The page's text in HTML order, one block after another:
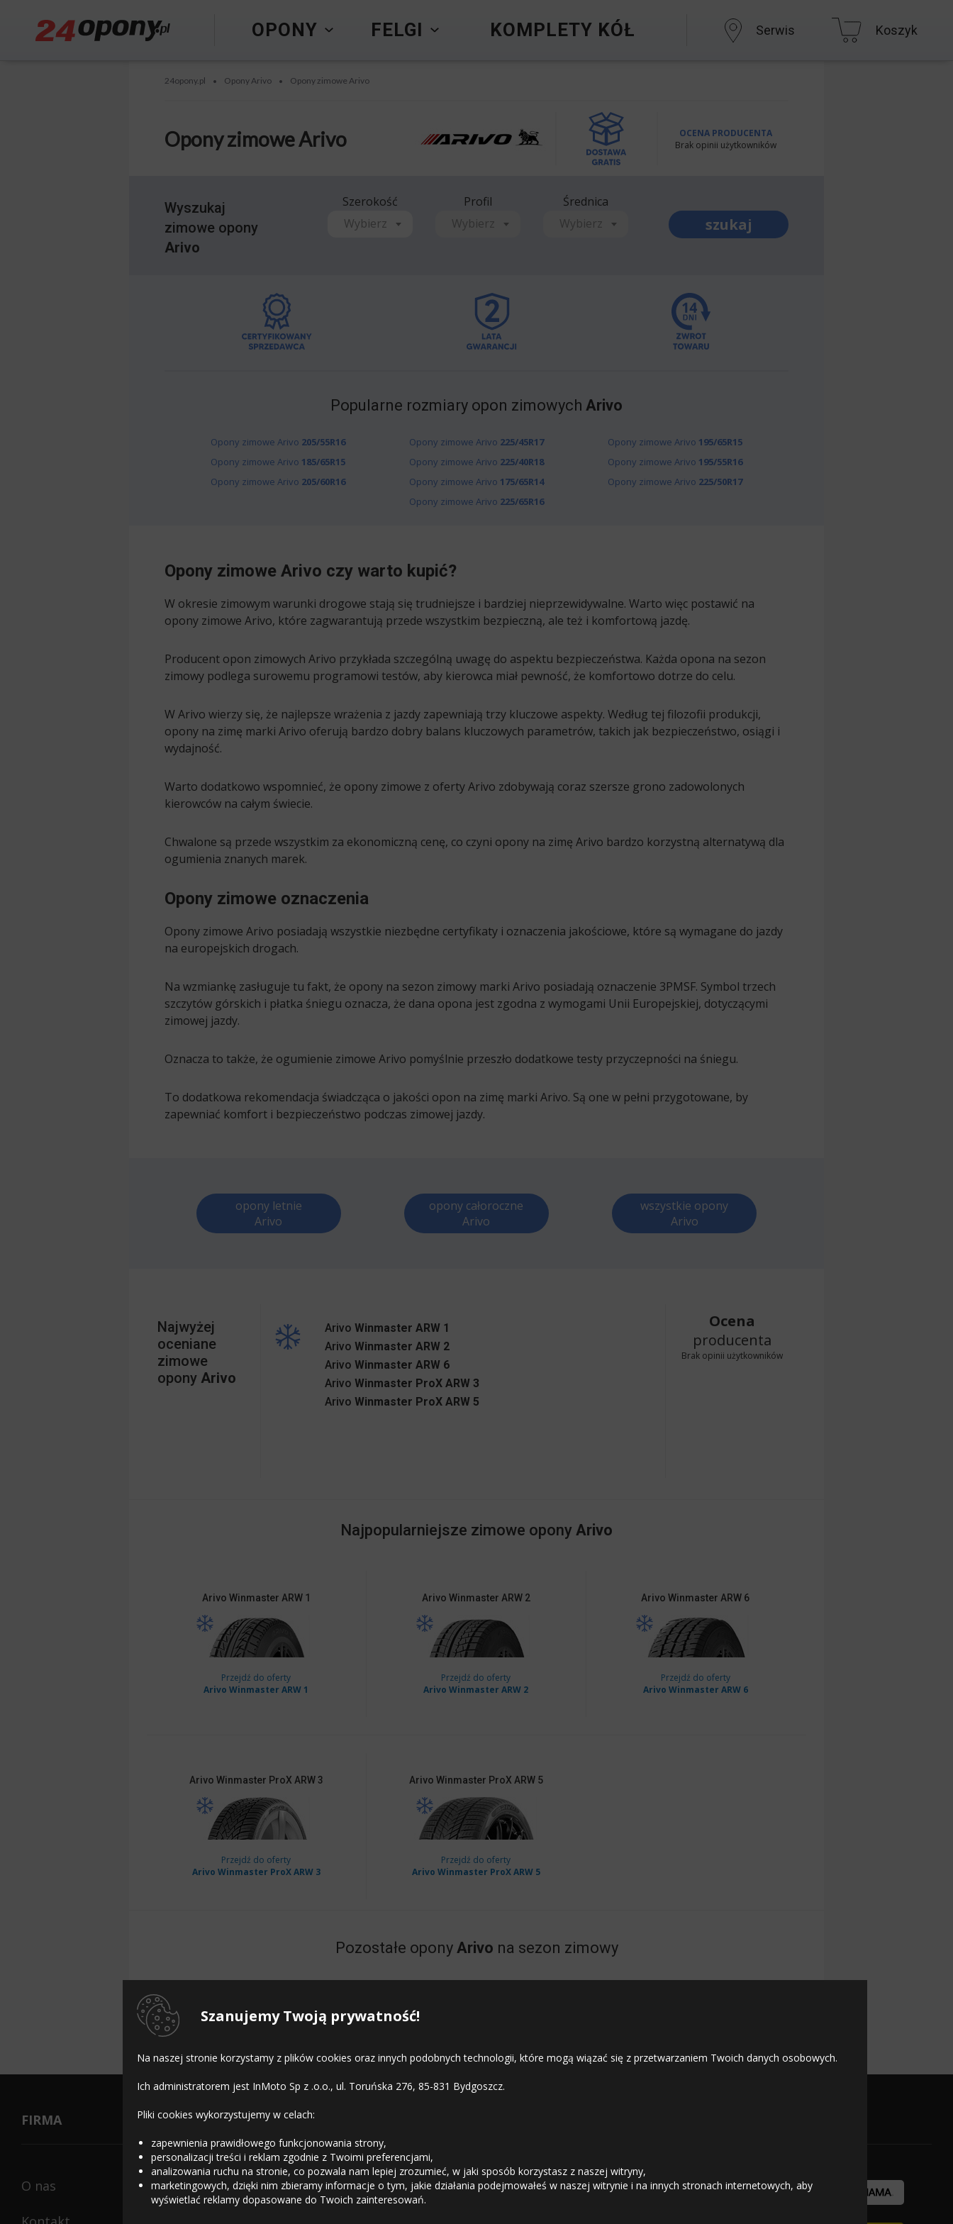
Szanujemy Twoją prywatność!
Na naszej stronie korzystamy z plików cookies oraz innych podobnych technologii, które mogą wiązać się z przetwarzaniem Twoich danych osobowych.
Ich administratorem jest InMoto Sp z .o.o., ul. Toruńska 276, 85-831 Bydgoszcz.
Pliki cookies wykorzystujemy w celach:
zapewnienia prawidłowego funkcjonowania strony,
personalizacji treści i reklam zgodnie z Twoimi preferencjami,
analizowania ruchu na stronie, co pozwala nam lepiej zrozumieć, w jaki sposób korzystasz z naszej witryny,
marketingowych, dzięki nim zbieramy informacje o tym, jakie działania podejmowałeś w naszej witrynie i na innych stronach internetowych, aby
wyświetlać reklamy dopasowane do Twoich zainteresowań.
OPONY FELGI KOMPLETY KÓŁ Serwis Koszyk
24opony.pl • Opony Arivo • Opony zimowe Arivo
Opony zimowe Arivo
OCENA PRODUCENTA
Brak opinii użytkowników
Wyszukaj
zimowe opony
Arivo
Szerokość
Wybierz
Profil
Wybierz
Średnica
Wybierz
szukaj
Popularne rozmiary opon zimowych Arivo
Opony zimowe Arivo 205/55R16 Opony zimowe Arivo 225/45R17 Opony zimowe Arivo 195/65R15
Opony zimowe Arivo 185/65R15 Opony zimowe Arivo 225/40R18 Opony zimowe Arivo 195/55R16
Opony zimowe Arivo 205/60R16 Opony zimowe Arivo 175/65R14 Opony zimowe Arivo 225/50R17
Opony zimowe Arivo 225/65R16
Opony zimowe Arivo czy warto kupić?
W okresie zimowym warunki drogowe stają się trudniejsze i bardziej nieprzewidywalne. Warto więc postawić na
opony zimowe Arivo, które zagwarantują przede wszystkim bezpieczną, ale też i komfortową jazdę.
Producent opon zimowych Arivo przykłada szczególną uwagę do aspektu bezpieczeństwa. Każda opona na sezon
zimowy podlega surowemu programowi testów, aby kierowca miał pewność, że komfortowo dotrze do celu.
W Arivo wierzy się, że najlepsze wrażenia z jazdy zapewniają trzy kluczowe aspekty. Według tej filozofii produkcji,
opony na zimę marki Arivo oferują bardzo dobry balans kluczowych parametrów, takich jak bezpieczeństwo, osiągi i
wydajność.
Warto dodatkowo wspomnieć, że opony zimowe z oferty Arivo zdobywają coraz szersze grono zadowolonych
kierowców na całym świecie.
Chwalone są przede wszystkim za ekonomiczną cenę, co czyni opony na zimę Arivo bardzo korzystną alternatywą dla
ogumienia znanych marek.
Opony zimowe oznaczenia
Opony zimowe Arivo posiadają wszystkie niezbędne certyfikaty i oznaczenia jakościowe, które są wymagane do jazdy
na europejskich drogach.
Na wzmiankę zasługuje tu fakt, że opony na sezon zimowy marki Arivo posiadają oznaczenie 3PMSF. Symbol trzech
szczytów górskich i płatka śniegu oznacza, że dana opona jest zgodna z wymogami Unii Europejskiej, dotyczącymi
zimowej jazdy.
Oznacza to także, że ogumienie zimowe Arivo pomyślnie przeszło dodatkowe testy przyczepności na śniegu.
To dodatkowa rekomendacja świadcząca o jakości opon na zimę marki Arivo. Są one w pełni przygotowane, by
zapewniać komfort i bezpieczeństwo podczas zimowej jazdy.
opony letnie
Arivo
opony całoroczne
Arivo
wszystkie opony
Arivo
Najwyżej
oceniane
zimowe
opony Arivo
Arivo Winmaster ARW 1
Arivo Winmaster ARW 2
Arivo Winmaster ARW 6
Arivo Winmaster ProX ARW 3
Arivo Winmaster ProX ARW 5
Ocena
producenta
Brak opinii użytkowników
Najpopularniejsze zimowe opony Arivo
Arivo Winmaster ARW 1
Przejdź do oferty
Arivo Winmaster ARW 1
Arivo Winmaster ARW 2
Przejdź do oferty
Arivo Winmaster ARW 2
Arivo Winmaster ARW 6
Przejdź do oferty
Arivo Winmaster ARW 6
Arivo Winmaster ProX ARW 3
Przejdź do oferty
Arivo Winmaster ProX ARW 3
Arivo Winmaster ProX ARW 5
Przejdź do oferty
Arivo Winmaster ProX ARW 5
Pozostałe opony Arivo na sezon zimowy
Arivo Winmaster ProX ARW 3
Arivo Winmaster ProX ARW 5
FIRMA
O nas Odstąpienie od umowy